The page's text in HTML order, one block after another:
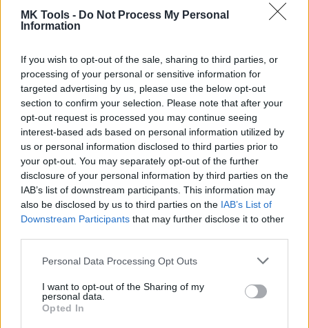
MK Tools - Do Not Process My Personal
Information
If you wish to opt-out of the sale, sharing to third parties, or
processing of your personal or sensitive information for
targeted advertising by us, please use the below opt-out
section to confirm your selection. Please note that after your
opt-out request is processed you may continue seeing
interest-based ads based on personal information utilized by
us or personal information disclosed to third parties prior to
your opt-out. You may separately opt-out of the further
disclosure of your personal information by third parties on the
IAB’s list of downstream participants. This information may
also be disclosed by us to third parties on the IAB’s List of
Downstream Participants that may further disclose it to other
Personal Data Processing Opt Outs
I want to opt-out of the Sharing of my
personal data.
Opted In
DETAIL
PRODUKTU
HODNOTENIE
PRODUKTU
Popis produktu
sťahovacia lata s dvoma libelami obdĺžnikový profil so
stredovou výstuhou, plastové koncovky 2 libely horizontálne a
vertikálne) libely slúžia len na orientačné meranie, lata nesmie
byť použitá ako náhrada vodováhy! použitie najmä v
stavebníctve - porovnávanie povrchov, ďalej je možné použiť pri
prípravných prácach pred pokladaním zámkovej dlažby,
porovnávanie v záhradníctve, orez podlahových krytín a pod.
0